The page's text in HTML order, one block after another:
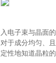
入电子束与晶面
对于成分均匀、
定性地知道晶粒